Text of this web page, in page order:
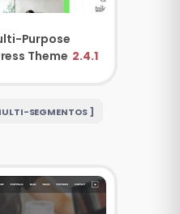
Purpose
Theme 2.4.1
SEGMENTOS ]